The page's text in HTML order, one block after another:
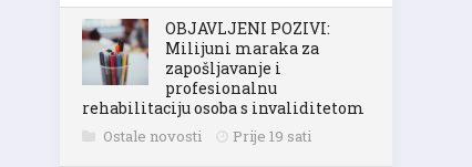
OBJAVLJENI POZIVI:
Milijuni maraka za
zapošljavanje i
profesionalnu
rehabilitaciju osoba s invaliditetom
Ostale novosti Prije 19 sati